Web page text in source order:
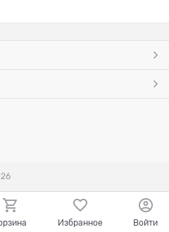
Избранное Войти